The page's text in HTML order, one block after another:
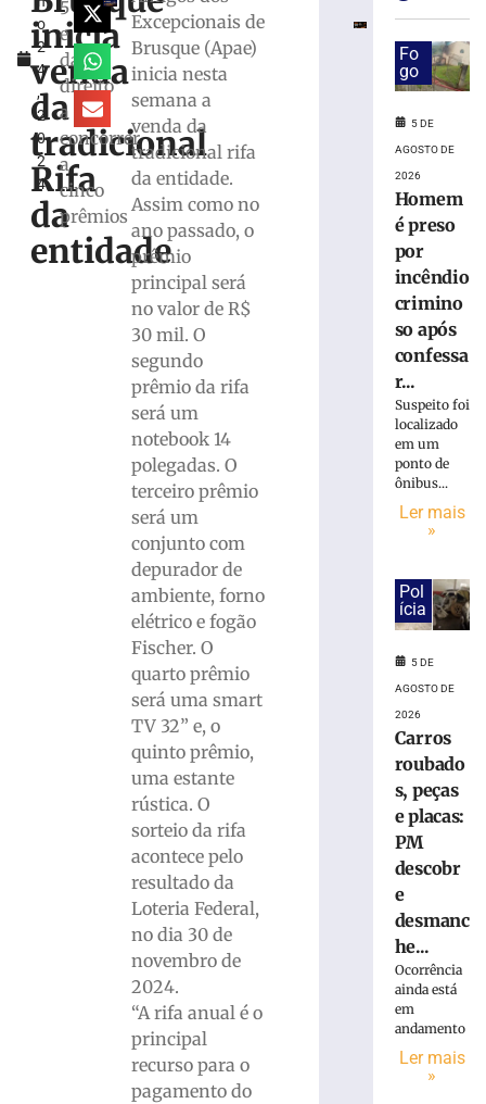
o
2
4
,
2
0
2
4
inicia
venda
da
tradicional
Rifa
da
entidade
5
e
dá
direito
a
concorrer
a
cinco
prêmios
Excepcionais de
Brusque (Apae)
inicia nesta
semana a
venda da
tradicional rifa
da entidade.
Assim como no
ano passado, o
prêmio
principal será
no valor de R$
30 mil. O
segundo
prêmio da rifa
será um
notebook 14
polegadas. O
terceiro prêmio
será um
conjunto com
depurador de
ambiente, forno
elétrico e fogão
Fischer. O
quarto prêmio
será uma smart
TV 32” e, o
quinto prêmio,
uma estante
rústica. O
sorteio da rifa
acontece pelo
resultado da
Loteria Federal,
no dia 30 de
novembro de
2024.
“A rifa anual é o
principal
recurso para o
pagamento do
mais
milhões
obras,
Beira
projeto
Cidade
Inteligente
Defesa
estado
alerta
possíveis
temporais
Concurso
público
Prefeitura
Fo
go
5 DE
AGOSTO DE
2026
Homem
é preso
por
incêndio
crimino
so após
confessa
r...
Suspeito foi
localizado
em um
ponto de
ônibus...
Ler mais
»
Pol
ícia
5 DE
AGOSTO DE
2026
Carros
roubado
s, peças
e placas:
PM
descobr
e
desmanc
he...
Ocorrência
ainda está
em
andamento
Ler mais
»